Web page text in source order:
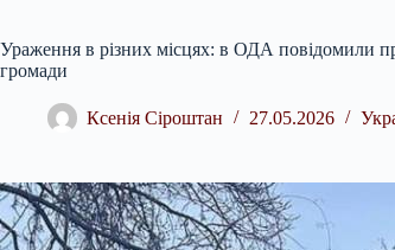
Ураження в різних місцях: в ОДА повідомили
громади
Ксенія Сіроштан 27.05.2026